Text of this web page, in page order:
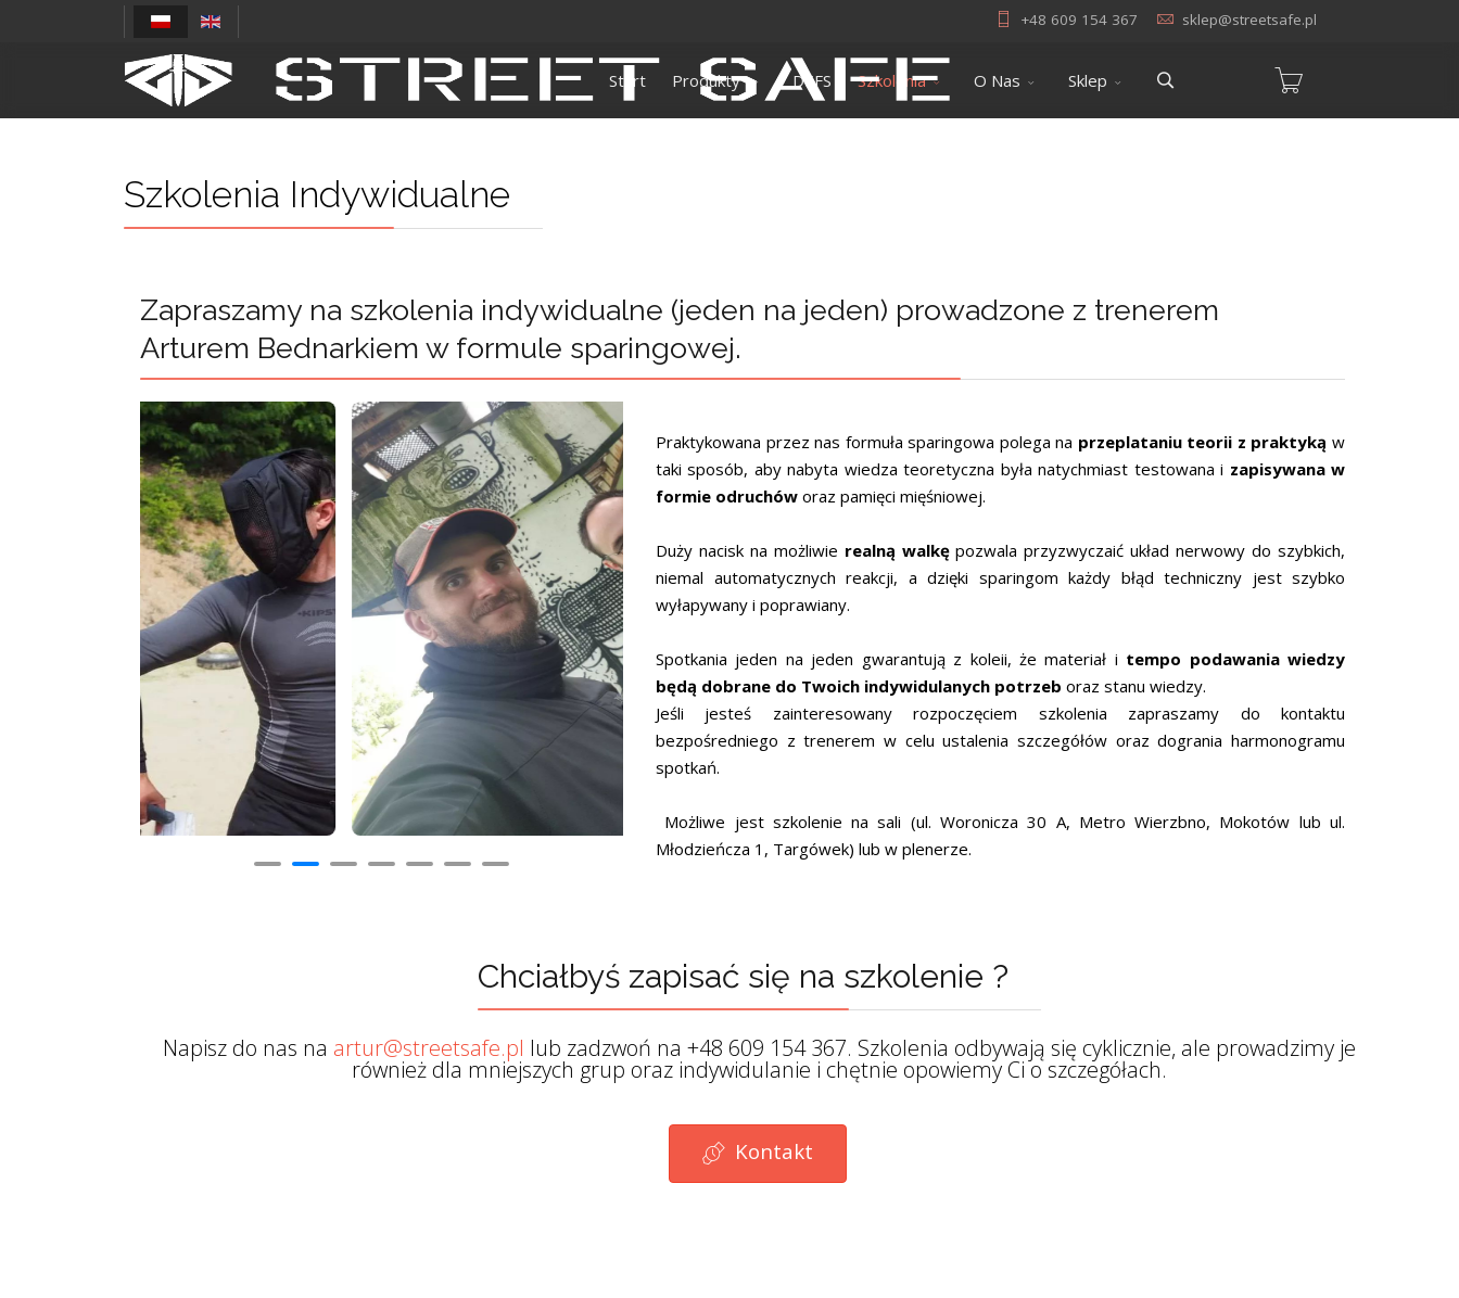
+48 609 154 367 sklep@streetsafe.pl
Start Produkty DEFS Szkolenia O Nas Sklep
Szkolenia Indywidualne
Zapraszamy na szkolenia indywidualne (jeden na jeden) prowadzone z trenerem
Arturem Bednarkiem w formule sparingowej.
Praktykowana przez nas formuła sparingowa polega na przeplataniu teorii z praktyką w
taki sposób, aby nabyta wiedza teoretyczna była natychmiast testowana i zapisywana w
formie odruchów oraz pamięci mięśniowej.
Duży nacisk na możliwie realną walkępozwala przyzwyczaić układ nerwowy do szybkich,
niemal automatycznych reakcji, a dzięki sparingom każdy błąd techniczny jest szybko
wyłapywany i poprawiany.
Spotkania jeden na jeden gwarantują z koleii, że materiał i tempo podawania wiedzy
będą dobrane do Twoich indywidulanych potrzeb oraz stanu wiedzy.
Jeśli jesteś zainteresowany rozpoczęciem szkolenia zapraszamy do kontaktu
bezpośredniego z trenerem w celu ustalenia szczegółów oraz dogrania harmonogramu
spotkań.
Możliwe jest szkolenie na sali (ul. Woronicza 30 A, Metro Wierzbno, Mokotów lub ul.
Młodzieńcza 1, Targówek) lub w plenerze.
Chciałbyś zapisać się na szkolenie ?
Napisz do nas na artur@streetsafe.pl lub zadzwoń na +48 609 154 367. Szkolenia odbywają się cyklicznie, ale prowadzimy je
również dla mniejszych grup oraz indywidulanie i chętnie opowiemy Ci o szczegółach.
Kontakt